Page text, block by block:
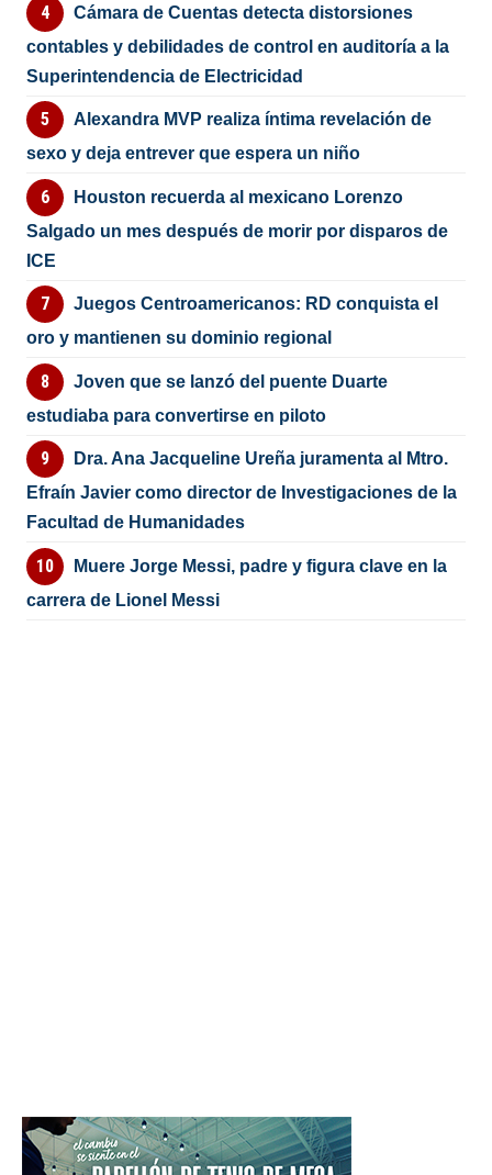
Cámara de Cuentas detecta distorsiones
contables y debilidades de control en auditoría a la
Superintendencia de Electricidad
Alexandra MVP realiza íntima revelación de
sexo y deja entrever que espera un niño
Houston recuerda al mexicano Lorenzo
Salgado un mes después de morir por disparos de
ICE
Juegos Centroamericanos: RD conquista el
oro y mantienen su dominio regional
Joven que se lanzó del puente Duarte
estudiaba para convertirse en piloto
Dra. Ana Jacqueline Ureña juramenta al Mtro.
Efraín Javier como director de Investigaciones de la
Facultad de Humanidades
Muere Jorge Messi, padre y figura clave en la
carrera de Lionel Messi